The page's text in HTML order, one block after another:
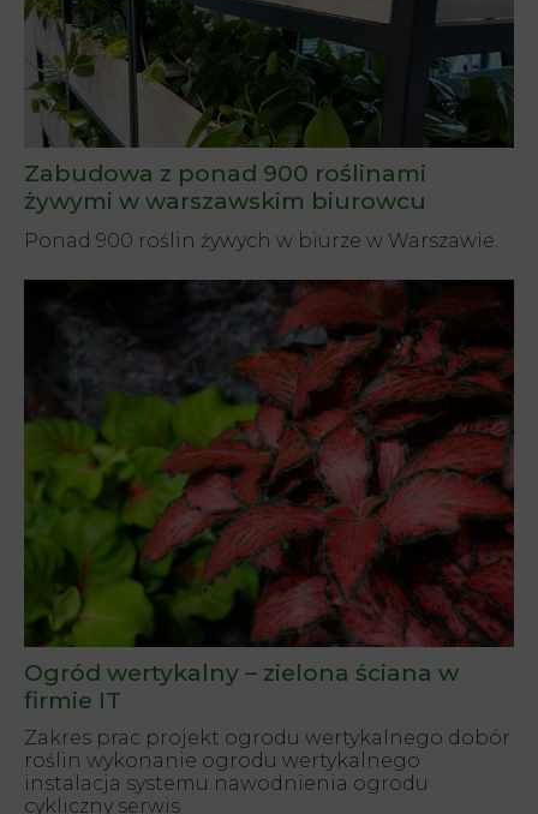
Zabudowa z ponad 900 roślinami
żywymi w warszawskim biurowcu
Ponad 900 roślin żywych w biurze w Warszawie.
Ogród wertykalny – zielona ściana w
firmie IT
Zakres prac projekt ogrodu wertykalnego dobór
roślin wykonanie ogrodu wertykalnego
instalacja systemu nawodnienia ogrodu
cykliczny serwis